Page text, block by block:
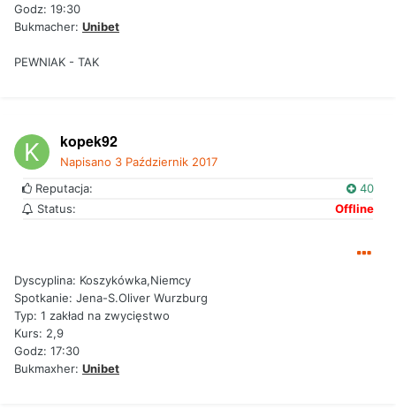
Godz: 19:30
Bukmacher: Unibet
PEWNIAK - TAK
kopek92
Napisano 3 Październik 2017
Reputacja:
40
Status:
Offline
Dyscyplina: Koszykówka,Niemcy
Spotkanie: Jena-S.Oliver Wurzburg
Typ: 1 zakład na zwycięstwo
Kurs: 2,9
Godz: 17:30
Bukmaxher: Unibet